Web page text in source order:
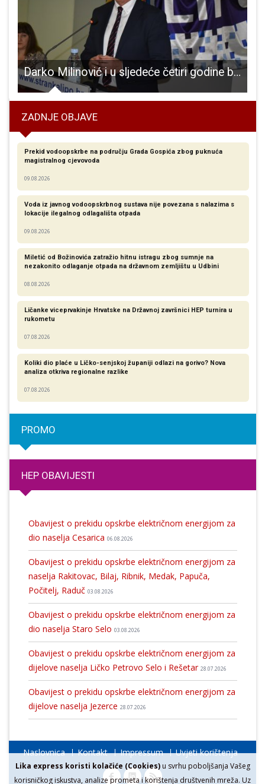
Lika express koristi kolačiće (Cookies)u svrhu poboljšanja Vašeg
korisničkog iskustva, analize prometa i korištenja društvenih mreža. Uz
Darko Milinović i u sljedeće četiri godine bit će predsjednik stranke LiPO
ZADNJE OBJAVE
Prekid vodoopskrbe na području Grada Gospića zbog puknuća
magistralnog cjevovoda
09.08.2026
Voda iz javnog vodoopskrbnog sustava nije povezana s nalazima s
lokacije ilegalnog odlagališta otpada
09.08.2026
Miletić od Božinovića zatražio hitnu istragu zbog sumnje na
nezakonito odlaganje otpada na državnom zemljištu u Udbini
08.08.2026
Ličanke viceprvakinje Hrvatske na Državnoj završnici HEP turnira u
rukometu
07.08.2026
Koliki dio plaće u Ličko-senjskoj županiji odlazi na gorivo? Nova
analiza otkriva regionalne razlike​
07.08.2026
PROMO
HEP OBAVIJESTI
Obavijest o prekidu opskrbe električnom energijom za
dio naselja Cesarica 06.08.2026
Obavijest o prekidu opskrbe električnom energijom za
naselja Rakitovac, Bilaj, Ribnik, Medak, Papuča,
Počitelj, Raduč 03.08.2026
Obavijest o prekidu opskrbe električnom energijom za
dio naselja Staro Selo 03.08.2026
Obavijest o prekidu opskrbe električnom energijom za
dijelove naselja Ličko Petrovo Selo i Rešetar 28.07.2026
Obavijest o prekidu opskrbe električnom energijom za
dijelove naselja Jezerce 28.07.2026
Naslovnica Kontakt Impressum Uvjeti korištenja